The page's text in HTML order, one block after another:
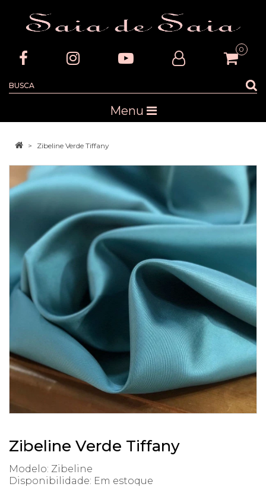
0
Menu
Zibeline Verde Tiffany
Zibeline Verde Tiffany
Modelo: Zibeline
Disponibilidade: Em estoque